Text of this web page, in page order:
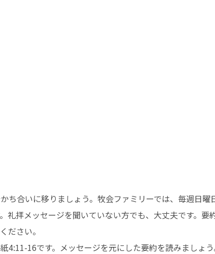
ち合いに移りましょう。牧会ファミリーでは、毎週日
礼拝メッセージを聞いていない方でも、大丈夫です。要
ださい。
4:11-16です。メッセージを元にした要約を読みましょう